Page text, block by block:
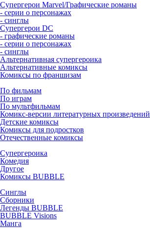
Супергерои Marvel/Графические романы
- серии о персонажах
- синглы
Супергерои DC
- графические романы
- серии о персонажах
- синглы
Альтернативная супергероика
Альтернативные комиксы
Комиксы по франшизам
По фильмам
По играм
По мультфильмам
Комикс-версии литературных произведений
Детские комиксы
Комиксы для подростков
Отечественные комиксы
Супергероика
Комедия
Другое
Комиксы BUBBLE
Синглы
Сборники
Легенды BUBBLE
BUBBLE Visions
Манга